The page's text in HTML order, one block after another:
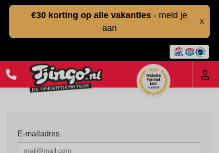
€30 korting op alle vakanties - meld je
aan
X
E-mailadres